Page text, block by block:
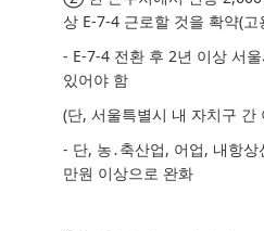
상 E-7-4 근로할 것을 확약(고
- E-7-4 전환 후 2년 이상 서
있어야 함
(단, 서울특별시 내 자치구 간
- 단, 농․축산업, 어업, 내항상
만원 이상으로 완화